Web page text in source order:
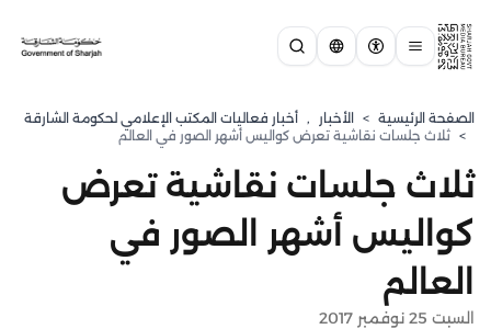
الصفحة الرئيسية > الأخبار , أخبار فعاليات المكتب الإعلامي لحكومة الشارقة
> ثلاث جلسات نقاشية تعرض كواليس أشهر الصور في العالم
ثلاث جلسات نقاشية تعرض
كواليس أشهر الصور في
العالم
السبت 25 نوفمبر 2017